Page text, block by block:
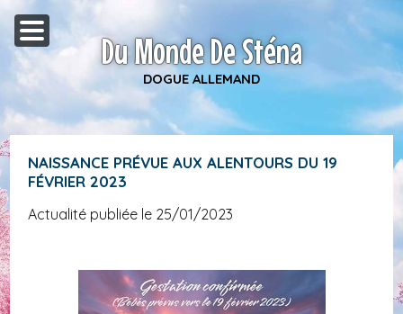
Du Monde De Sténa
DOGUE ALLEMAND
NAISSANCE PRÉVUE AUX ALENTOURS DU 19
FÉVRIER 2023
Actualité publiée le 25/01/2023